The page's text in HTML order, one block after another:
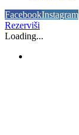
FacebookInstagram
Rezerviši
Loading...